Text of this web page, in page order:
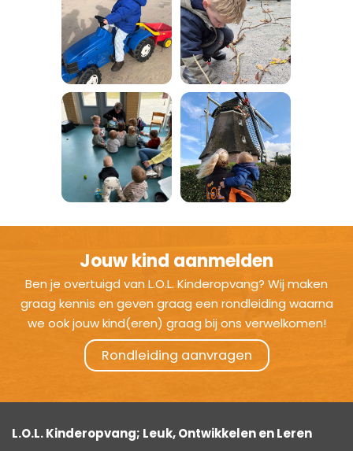
Jouw kind aanmelden
Ben je overtuigd van L.O.L. Kinderopvang? Wij maken
graag kennis en geven graag een rondleiding waarna
we ook jouw kind(eren) graag bij ons verwelkomen!
Rondleiding aanvragen
L.O.L. Kinderopvang; Leuk, Ontwikkelen en Leren